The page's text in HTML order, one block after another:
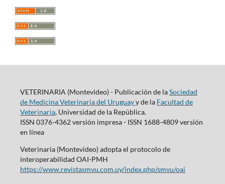
VETERINARIA (Montevideo) - Publicación de laSociedad
de Medicina Veterinaria del Uruguayy de la Facultad de
Veterinaria, Universidad de la República.
ISSN 0376-4362 versión impresa - ISSN 1688-4809 versión
en línea
Veterinaria (Montevideo) adopta el protocolo de
interoperabilidad OAI-PMH
https://www.revistasmvu.com.uy/index.php/smvu/oai